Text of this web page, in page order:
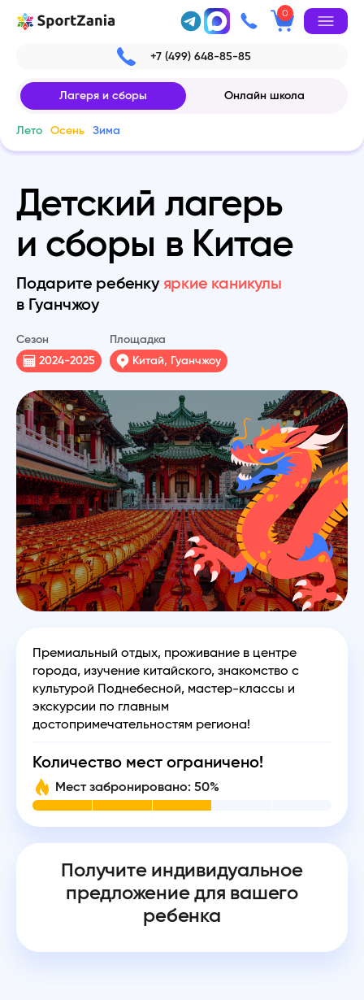
0
+7 (499) 648-85-85
Лагеря и сборы Онлайн школа
Лето Осень Зима
Детский лагерь
и сборы в Китае
Подарите ребенку яркие каникулы
в Гуанчжоу
Сезон
2024-2025
Площадка
Китай, Гуанчжоу
Премиальный отдых, проживание в центре
города, изучение китайского, знакомство с
культурой Поднебесной, мастер-классы и
экскурсии по главным
достопримечательностям региона!
Количество мест ограничено!
Мест забронировано: 50%
Получите индивидуальное
предложение для вашего
ребенка